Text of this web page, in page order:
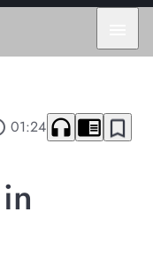
01:24 headphones chrome_reader_mode bookmark_border